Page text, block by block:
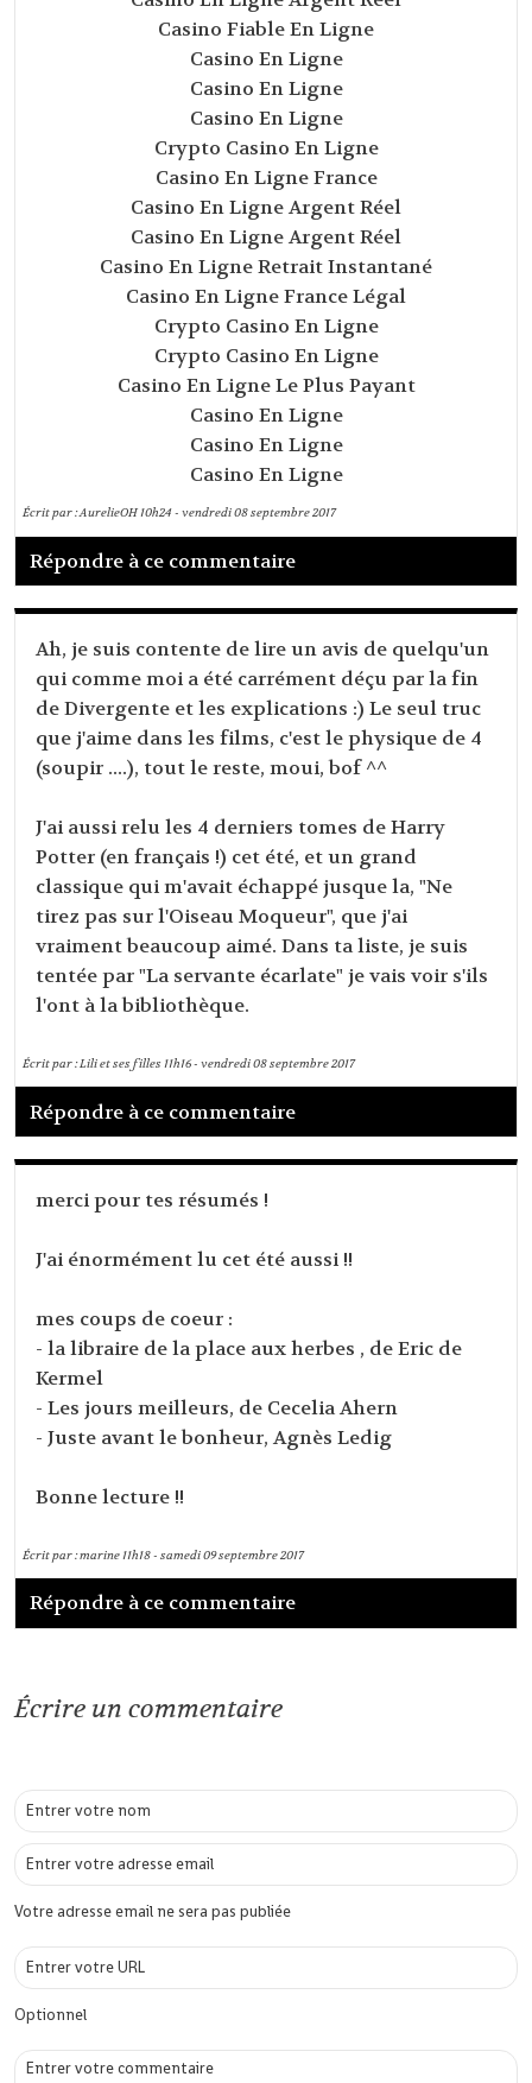
Casino Fiable En Ligne
Casino En Ligne
Casino En Ligne
Casino En Ligne
Crypto Casino En Ligne
Casino En Ligne France
Casino En Ligne Argent Réel
Casino En Ligne Argent Réel
Casino En Ligne Retrait Instantané
Casino En Ligne France Légal
Crypto Casino En Ligne
Crypto Casino En Ligne
Casino En Ligne Le Plus Payant
Casino En Ligne
Casino En Ligne
Casino En Ligne
Écrit par :AurelieOH10h24-vendredi 08septembre 2017
Répondre à ce commentaire
Ah, je suis contente de lire un avis de quelqu'un
qui comme moi a été carrément déçu par la fin
de Divergente et les explications :) Le seul truc
que j'aime dans les films, c'est le physique de 4
(soupir ....), tout le reste, moui, bof ^^
J'ai aussi relu les 4 derniers tomes de Harry
Potter (en français !) cet été, et un grand
classique qui m'avait échappé jusque la, "Ne
tirez pas sur l'Oiseau Moqueur", que j'ai
vraiment beaucoup aimé. Dans ta liste, je suis
tentée par "La servante écarlate" je vais voir s'ils
l'ont à la bibliothèque.
Écrit par :Lili et ses filles11h16-vendredi 08septembre 2017
Répondre à ce commentaire
merci pour tes résumés !
J'ai énormément lu cet été aussi !!
mes coups de coeur :
- la libraire de la place aux herbes , de Eric de
Kermel
- Les jours meilleurs, de Cecelia Ahern
- Juste avant le bonheur, Agnès Ledig
Bonne lecture !!
Écrit par :marine11h18-samedi 09septembre 2017
Répondre à ce commentaire
Écrire un commentaire
Votre adresse email ne sera pas publiée
Optionnel